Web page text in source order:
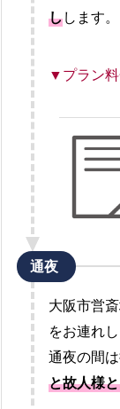
しします。
▼プラン
通夜
大阪市営
をお連れし
通夜の間
と故人様